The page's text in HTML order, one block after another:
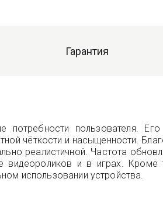
Гарантия
пользователя.
чёткости и насыщенности.
реалистичной. Частота
видеороликов и в играх.
использовании устройства.